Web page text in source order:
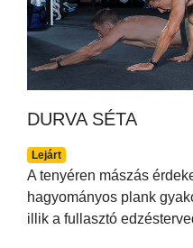
DURVA SÉTA
Lejárt
A tenyéren mászás
hagyományos plank
illik a fullasztó